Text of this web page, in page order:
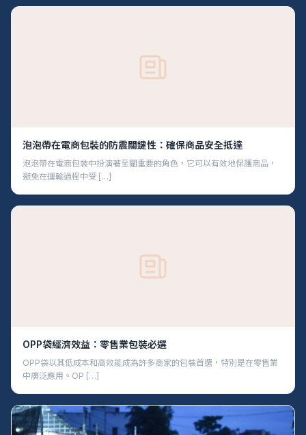
泡泡帶在電商包裝的防震關鍵性：確保商品安全抵達
泡泡帶在電商包裝中扮演著至關重要的角色，它可以有效地保護商品，
避免在運輸過程中受 […]
OPP袋經濟效益：零售業包裝必選
OPP袋以其低成本和高效能成為許多商家的包裝首選，特別是在零售業
中廣泛應用。OP […]